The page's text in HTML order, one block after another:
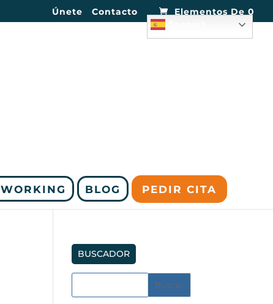
Únete Contacto Elementos De 0
BLOG PEDIR CITA
BUSCADOR